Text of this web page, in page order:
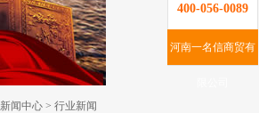
新闻中心 > 行业新闻
400-056-0089
河南一名信商贸有